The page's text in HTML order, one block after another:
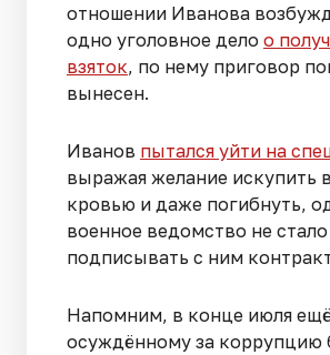
отношении Иванова
одно уголовное дело о
взяток, по нему приговор
вынесен.
Иванов пытался уйти на
выражая желание искупить
кровью и даже погибнуть,
военное ведомство не стало
подписывать с ним
Напомним, в конце июля
осуждённому за